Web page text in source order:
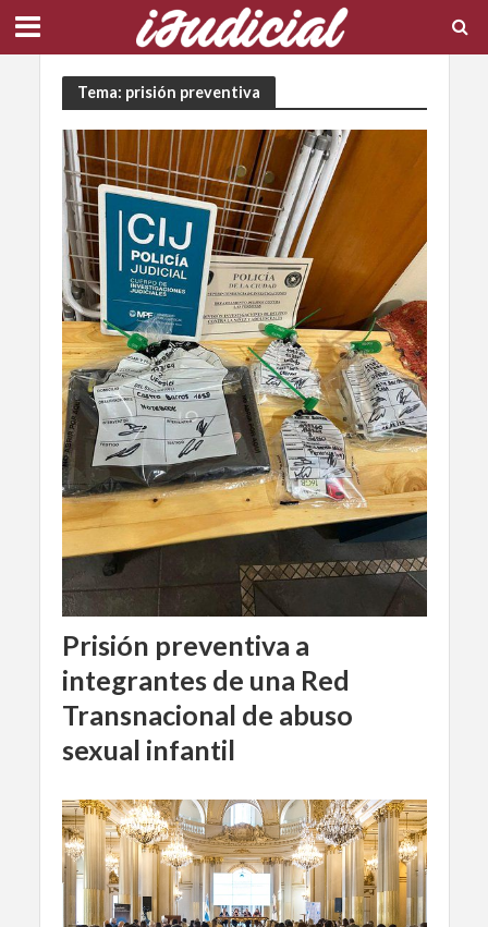
Tema: prisión preventiva
Prisión preventiva a
integrantes de una Red
Transnacional de abuso
sexual infantil